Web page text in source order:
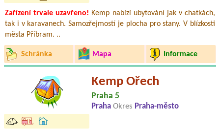
Zařízení trvale uzavřeno! Kemp nabízí ubytování jak v chatkách,
tak i v karavanech. Samozřejmostí je plocha pro stany. V blízkosti
města Příbram. ..
Schránka Mapa Informace
Kemp Ořech
Praha 5
Praha Okres Praha-město